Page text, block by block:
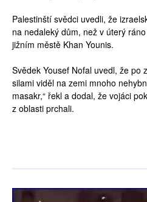
Palestinští svědci uvedli, že
na nedaleký dům, než v úterý
jižním městě Khan Younis.
Svědek Yousef Nofal uvedl, že po
silami viděl na zemi mnoho
masakr,“ řekl a dodal, že vojáci
z oblasti prchali.